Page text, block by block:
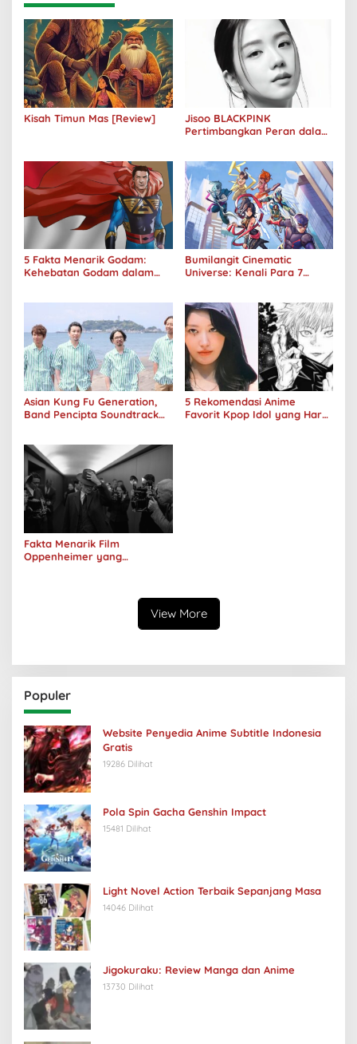
Kisah Timun Mas [Review]
Jisoo BLACKPINK
Pertimbangkan Peran dalam
5 Fakta Menarik Godam:
Kehebatan Godam dalam
Bumilangit Cinematic
Universe: Kenali Para 7
Asian Kung Fu Generation,
Band Pencipta Soundtrack
5 Rekomendasi Anime
Favorit Kpop Idol yang Harus
Fakta Menarik Film
Oppenheimer yang
View More
Populer
Website Penyedia Anime Subtitle Indonesia
Gratis
19286 Dilihat
Pola Spin Gacha Genshin Impact
15481 Dilihat
Light Novel Action Terbaik Sepanjang Masa
14046 Dilihat
Jigokuraku: Review Manga dan Anime
13730 Dilihat